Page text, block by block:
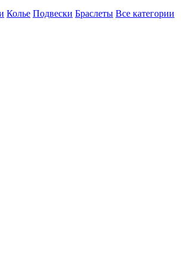
Колье Подвески Браслеты Все категории